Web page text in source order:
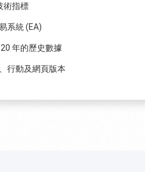
術指標
系統 (EA)
年的歷史數據
行動及網頁版本